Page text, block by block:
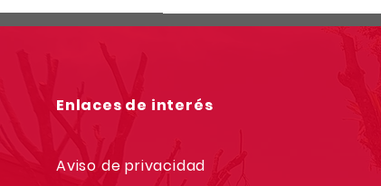
escolar
Enlaces de interés
Aviso de privacidad